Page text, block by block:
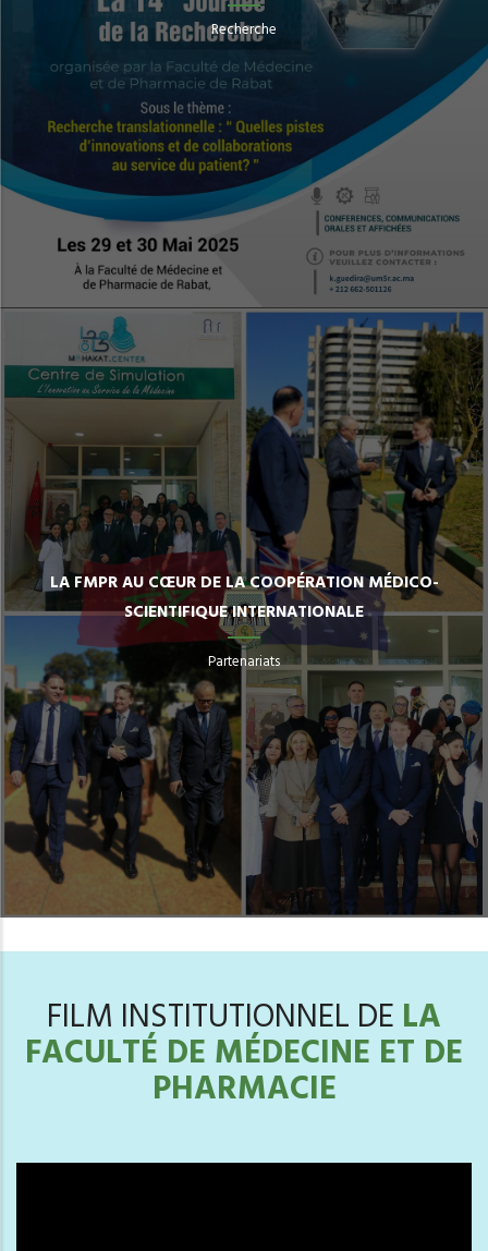
Recherche
LA FMPR AU CŒUR DE LA COOPÉRATION MÉDICO-
SCIENTIFIQUE INTERNATIONALE
Partenariats
FILM INSTITUTIONNEL DE LA
FACULTÉ DE MÉDECINE ET DE
PHARMACIE